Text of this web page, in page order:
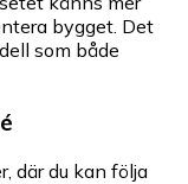
bygget. Det
som både
där du kan följa